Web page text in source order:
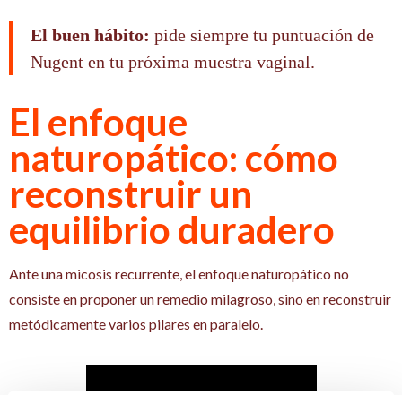
El buen hábito: pide siempre tu puntuación de
Nugent en tu próxima muestra vaginal.
El enfoque
naturopático: cómo
reconstruir un
equilibrio duradero
Ante una micosis recurrente, el enfoque naturopático no
consiste en proponer un remedio milagroso, sino en reconstruir
metódicamente varios pilares en paralelo.